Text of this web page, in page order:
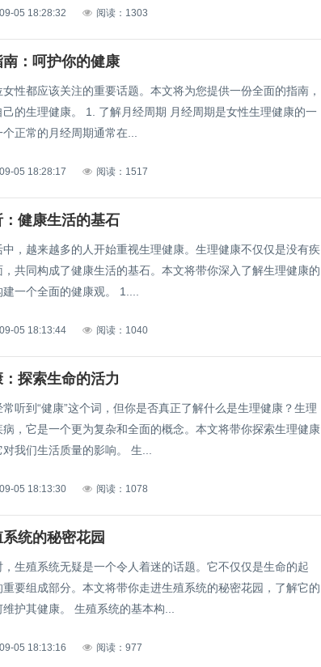
05 18:28:32 阅读：1303
：呵护你的健康
性都应该关注的重要话题。本文将为您提供一份全面的指南，
的生理健康。 1. 了解月经周期 月经周期是女性生理健康的一
正常的月经周期通常在...
05 18:28:17 阅读：1517
健康生活的基石
，越来越多的人开始重视生理健康。生理健康不仅仅是没有疾
共同构成了健康生活的基石。本文将带你深入了解生理健康的
一个全面的健康观。 1....
05 18:13:44 阅读：1040
探索生命的活力
听到“健康”这个词，但你是否真正了解什么是生理健康？生理
，它是一个更为复杂和全面的概念。本文将带你探索生理健康
我们生活质量的影响。 生...
05 18:13:30 阅读：1078
统的秘密花园
生殖系统无疑是一个令人着迷的话题。它不仅仅是生命的起
要组成部分。本文将带你走进生殖系统的秘密花园，了解它的
护其健康。 生殖系统的基本构...
05 18:13:16 阅读：977